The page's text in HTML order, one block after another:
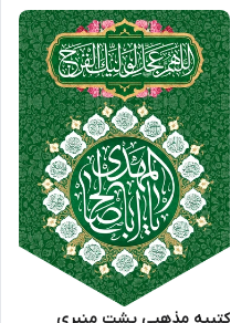
کتیبه مذهبی پشت منبری